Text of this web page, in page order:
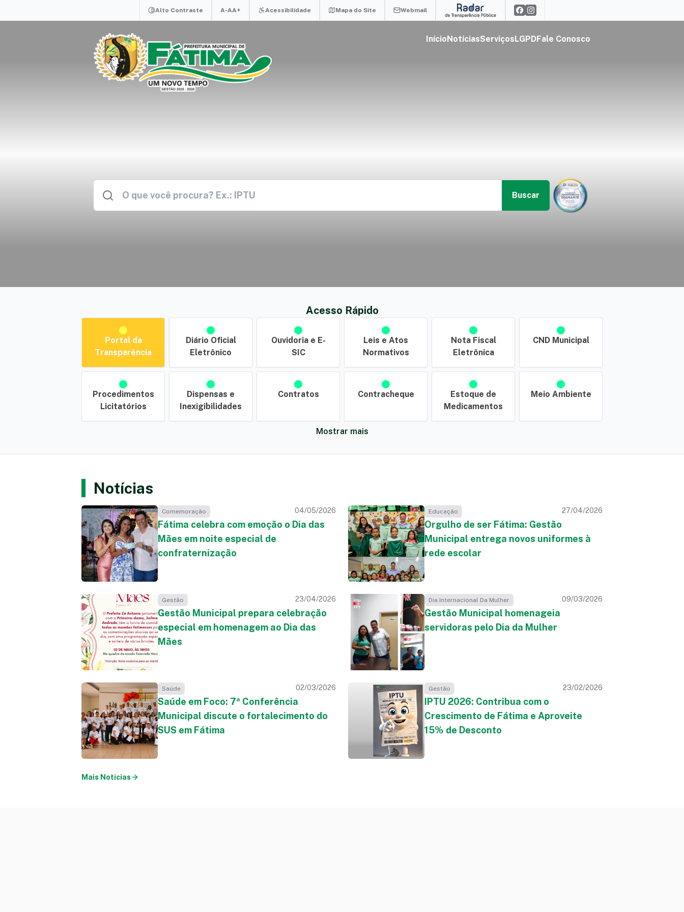
Alto Contraste A-AA+ Acessibilidade Mapa do Site Webmail
Início NotíciasServiços LGPDFale Conosco
Buscar
Acesso Rápido
Portal da
Transparência
Diário Oficial
Eletrônico
Ouvidoria e E-
SIC
Leis e Atos
Normativos
Nota Fiscal
Eletrônica
CND Municipal
Procedimentos
Licitatórios
Dispensas e
Inexigibilidades
Contratos Contracheque
Estoque de
Medicamentos
Meio Ambiente
Mostrar mais
Notícias
Comemoração 04/05/2026
Fátima celebra com emoção o Dia das
Mães em noite especial de
confraternização
Educação 27/04/2026
Orgulho de ser Fátima: Gestão
Municipal entrega novos uniformes à
rede escolar
Gestão 23/04/2026
Gestão Municipal prepara celebração
especial em homenagem ao Dia das
Mães
Dia Internacional Da Mulher 09/03/2026
Gestão Municipal homenageia
servidoras pelo Dia da Mulher
Saúde 02/03/2026
Saúde em Foco: 7ª Conferência
Municipal discute o fortalecimento do
SUS em Fátima
Gestão 23/02/2026
IPTU 2026: Contribua com o
Crescimento de Fátima e Aproveite
15% de Desconto
Mais Notícias